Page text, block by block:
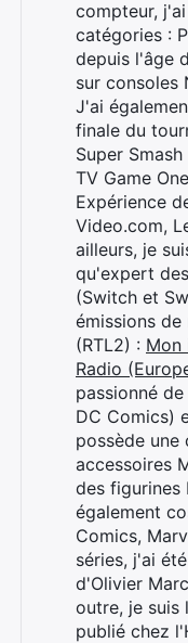
compteur,
catégories :
depuis l'âge
sur consoles
J'ai
finale du
Super
TV Game
Expérience
Video.com,
ailleurs, je
qu'expert
(Switch et
émissions
(RTL2) : Mon
Radio
passionné
DC Comics)
possède une
accessoires
des figurines
également
Comics,
séries, j'ai
d'Olivier
outre, je suis
publié chez